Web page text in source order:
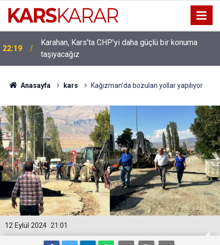
22:19
Karahan, Kars'ta CHP’yi daha güçlü bir konuma
taşıyacağız
Anasayfa kars Kağızman’da bozulan yollar yapılıyor
21:01
12 Eylül 2024